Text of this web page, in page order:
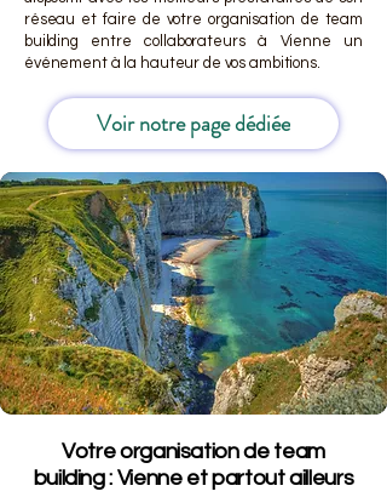
réseau et faire de votre organisation de team
building entre collaborateurs à Vienne un
événement à la hauteur de vos ambitions.
Voir notre page dédiée
Votre organisation de team
building : Vienne et partout ailleurs